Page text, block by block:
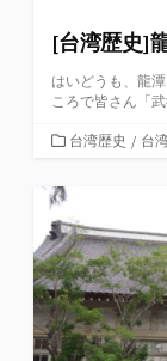
[台湾歴史]
はいどうも、龍
ころで皆さん「
カ
ゴ
ー
台湾歴史 / 台